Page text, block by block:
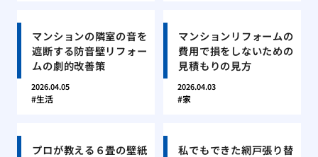
マンションの隣室の音を
遮断する防音壁リフォー
ムの劇的改善策
2026.04.05
生活
マンションリフォームの
費用で損をしないための
見積もりの見方
2026.04.03
家
プロが教える６畳の壁紙
私でもできた網戸張り替